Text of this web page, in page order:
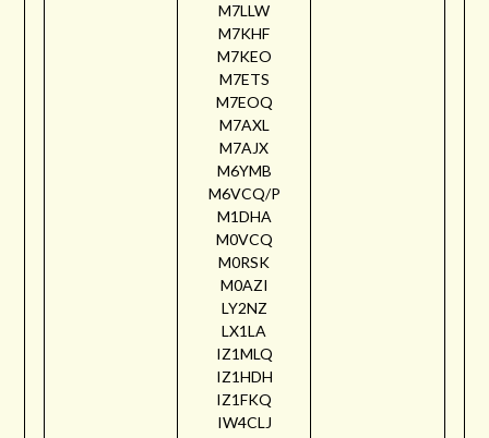
M7LLW
M7KHF
M7KEO
M7ETS
M7EOQ
M7AXL
M7AJX
M6YMB
M6VCQ/P
M1DHA
M0VCQ
M0RSK
M0AZI
LY2NZ
LX1LA
IZ1MLQ
IZ1HDH
IZ1FKQ
IW4CLJ